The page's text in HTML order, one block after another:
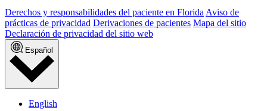
Derechos y responsabilidades del paciente en Florida Aviso de
prácticas de privacidad Derivaciones de pacientes Mapa del sitio
Declaración de privacidad del sitio web
Español
English